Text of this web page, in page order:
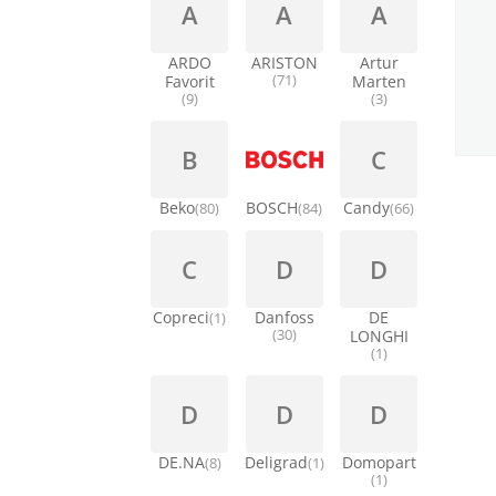
A
ARDO
Favorit
(9)
A
ARISTON
(71)
A
Artur
Marten
(3)
B
Beko(80) BOSCH(84)
C
Candy(66)
C
Copreci(1)
D
Danfoss
(30)
D
DE
LONGHI
(1)
D
DE.NA(8)
D
Deligrad(1)
D
Domopart
(1)